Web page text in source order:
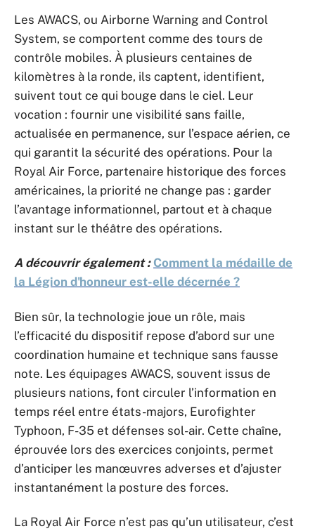
Les AWACS, ou Airborne Warning and Control
System, se comportent comme des tours de
contrôle mobiles. À plusieurs centaines de
kilomètres à la ronde, ils captent, identifient,
suivent tout ce qui bouge dans le ciel. Leur
vocation : fournir une visibilité sans faille,
actualisée en permanence, sur l’espace aérien, ce
qui garantit la sécurité des opérations. Pour la
Royal Air Force, partenaire historique des forces
américaines, la priorité ne change pas : garder
l’avantage informationnel, partout et à chaque
instant sur le théâtre des opérations.
A découvrir également : Comment la médaille de
la Légion d'honneur est-elle décernée ?
Bien sûr, la technologie joue un rôle, mais
l’efficacité du dispositif repose d’abord sur une
coordination humaine et technique sans fausse
note. Les équipages AWACS, souvent issus de
plusieurs nations, font circuler l’information en
temps réel entre états-majors, Eurofighter
Typhoon, F-35 et défenses sol-air. Cette chaîne,
éprouvée lors des exercices conjoints, permet
d’anticiper les manœuvres adverses et d’ajuster
instantanément la posture des forces.
La Royal Air Force n’est pas qu’un utilisateur, c’est